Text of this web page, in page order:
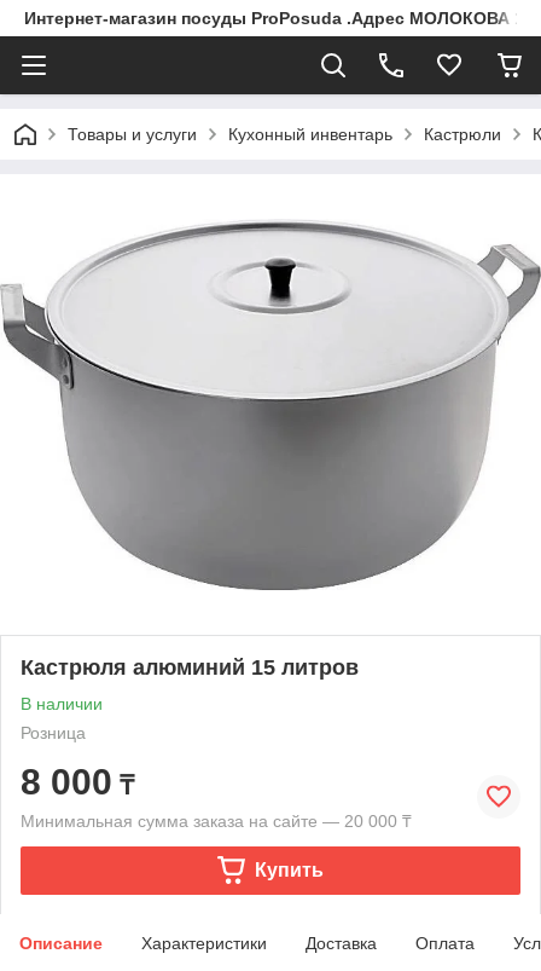
Интернет-магазин посуды ProPosuda .Адрес МОЛОКОВА
Товары и услуги Кухонный инвентарь Кастрюли
Кастрюля алюминий 15 литров
В наличии
Розница
8 000 ₸
Минимальная сумма заказа на сайте — 20 000 ₸
Купить
Описание Характеристики Доставка Оплата